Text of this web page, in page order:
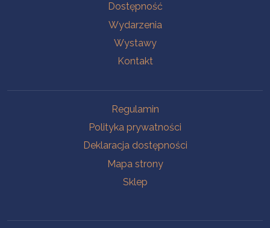
Dostępność
Wydarzenia
Wystawy
Kontakt
Regulamin
Polityka prywatności
Deklaracja dostępności
Mapa strony
Sklep